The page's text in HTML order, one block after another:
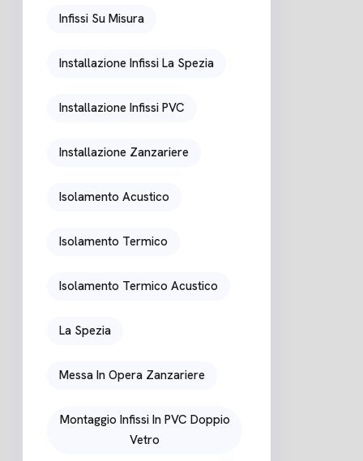
Infissi Su Misura
Installazione Infissi La Spezia
Installazione Infissi PVC
Installazione Zanzariere
Isolamento Acustico
Isolamento Termico
Isolamento Termico Acustico
La Spezia
Messa In Opera Zanzariere
Montaggio Infissi In PVC Doppio
Vetro